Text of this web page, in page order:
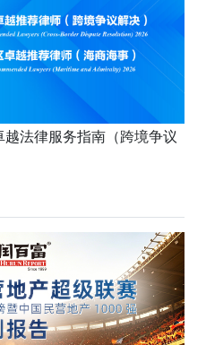
法律服务指南（跨境争议